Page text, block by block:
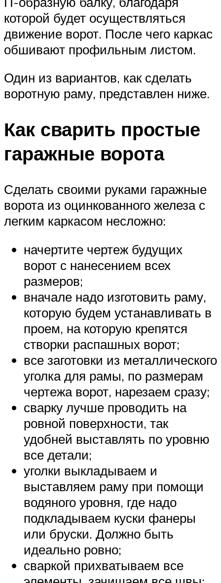
которой будет осуществляться
движение ворот. После чего каркас
обшивают профильным листом.
Один из вариантов, как сделать
воротную раму, представлен ниже.
Как сварить простые
гаражные ворота
Сделать своими руками гаражные
ворота из оцинкованного железа с
легким каркасом несложно:
начертите чертеж будущих
ворот с нанесением всех
размеров;
вначале надо изготовить раму,
которую будем устанавливать в
проем, на которую крепятся
створки распашных ворот;
все заготовки из металлического
уголка для рамы, по размерам
чертежа ворот, нарезаем сразу;
сварку лучше проводить на
ровной поверхности, так
удобней выставлять по уровню
все детали;
уголки выкладываем и
выставляем раму при помощи
водяного уровня, где надо
подкладываем куски фанеры
или бруски. Должно быть
идеально ровно;
сваркой прихватываем все